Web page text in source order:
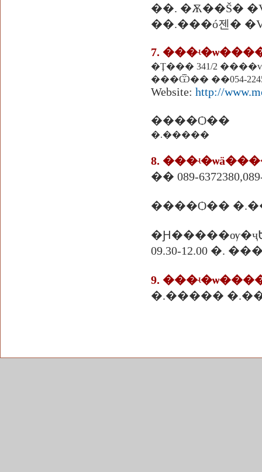
��. �Ѫ��Š�
��.���ó젠�
7.
�Ţ��� 341/2
���Ѿ�� ��054-
Website: http://
����Ѻ��
�.�����
8.
�� 089-
����Ѻ��
09.30-12.00 �.
9.
�.�����